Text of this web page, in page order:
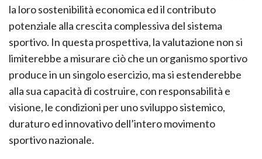
la loro sostenibilità economica ed il contributo
potenziale alla crescita complessiva del sistema
sportivo. In questa prospettiva, la valutazione non si
limiterebbe a misurare ciò che un organismo sportivo
produce in un singolo esercizio, ma si estenderebbe
alla sua capacità di costruire, con responsabilità e
visione, le condizioni per uno sviluppo sistemico,
duraturo ed innovativo dell’intero movimento
sportivo nazionale.